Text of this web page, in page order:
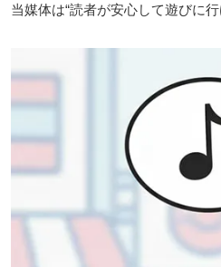
当媒体は“読者が安心して遊びに